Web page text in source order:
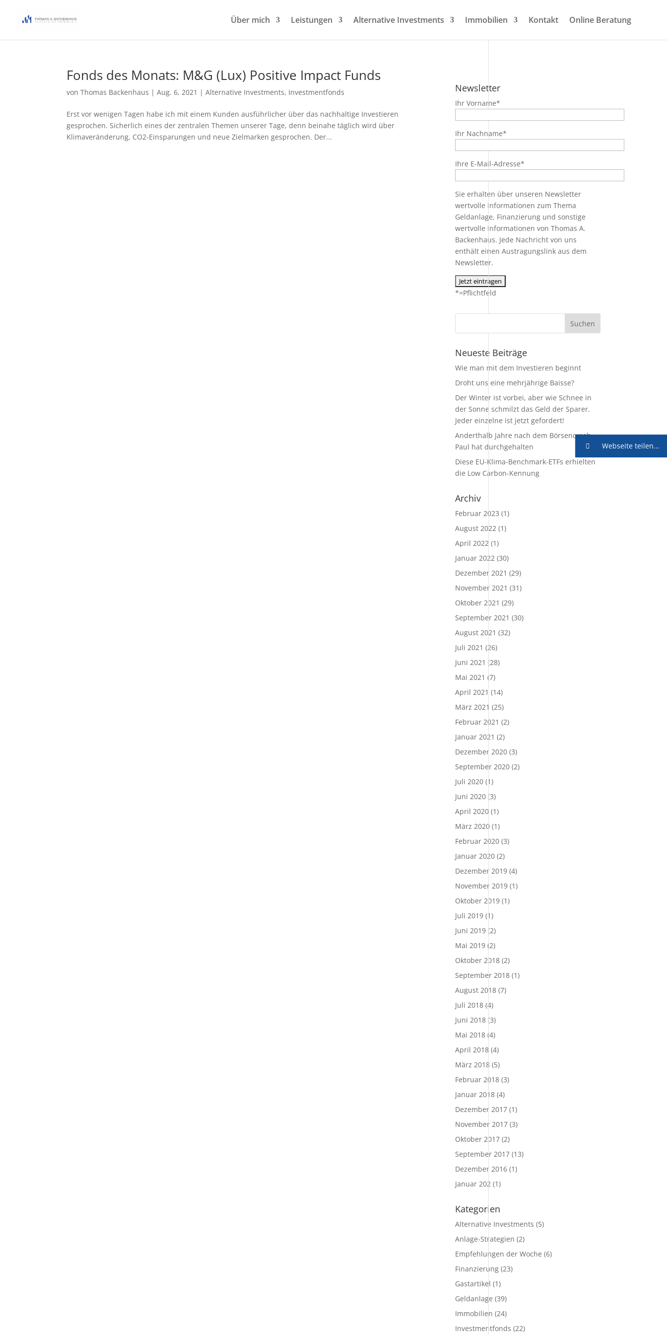
Über mich Leistungen Alternative Investments Immobilien Kontakt Online Beratung
Fonds des Monats: M&G (Lux) Positive Impact Funds
vonThomas Backenhaus |Aug. 6, 2021 |Alternative Investments, Investmentfonds
Erst vor wenigen Tagen habe ich mit einem Kunden ausführlicher über das nachhaltige Investieren
gesprochen. Sicherlich eines der zentralen Themen unserer Tage, denn beinahe täglich wird über
Klimaveränderung, CO2-Einsparungen und neue Zielmarken gesprochen. Der...
Newsletter
Ihr Vorname*
Ihr Nachname*
Ihre E-Mail-Adresse*
Sie erhalten über unseren Newsletter
wertvolle Informationen zum Thema
Geldanlage, Finanzierung und sonstige
wertvolle Informationen von Thomas A.
Backenhaus. Jede Nachricht von uns
enthält einen Austragungslink aus dem
Newsletter.
*=Pflichtfeld
Neueste Beiträge
Wie man mit dem Investieren beginnt
Droht uns eine mehrjährige Baisse?
Der Winter ist vorbei, aber wie Schnee in
der Sonne schmilzt das Geld der Sparer.
Jeder einzelne ist jetzt gefordert!
Anderthalb Jahre nach dem Börsencrash –
Paul hat durchgehalten
Diese EU-Klima-Benchmark-ETFs erhielten
die Low Carbon-Kennung
Archiv
Februar 2023 (1)
August 2022 (1)
April 2022 (1)
Januar 2022 (30)
Dezember 2021 (29)
November 2021 (31)
Oktober 2021 (29)
September 2021 (30)
August 2021 (32)
Juli 2021 (26)
Juni 2021 (28)
Mai 2021 (7)
April 2021 (14)
März 2021 (25)
Februar 2021 (2)
Januar 2021 (2)
Dezember 2020 (3)
September 2020 (2)
Juli 2020 (1)
Juni 2020 (3)
April 2020 (1)
März 2020 (1)
Februar 2020 (3)
Januar 2020 (2)
Dezember 2019 (4)
November 2019 (1)
Oktober 2019 (1)
Juli 2019 (1)
Juni 2019 (2)
Mai 2019 (2)
Oktober 2018 (2)
September 2018 (1)
August 2018 (7)
Juli 2018 (4)
Juni 2018 (3)
Mai 2018 (4)
April 2018 (4)
März 2018 (5)
Februar 2018 (3)
Januar 2018 (4)
Dezember 2017 (1)
November 2017 (3)
Oktober 2017 (2)
September 2017 (13)
Dezember 2016 (1)
Januar 202 (1)
Kategorien
Alternative Investments (5)
Anlage-Strategien (2)
Empfehlungen der Woche (6)
Finanzierung (23)
Gastartikel (1)
Geldanlage (39)
Immobilien (24)
Investmentfonds (22)
Webseite teilen...